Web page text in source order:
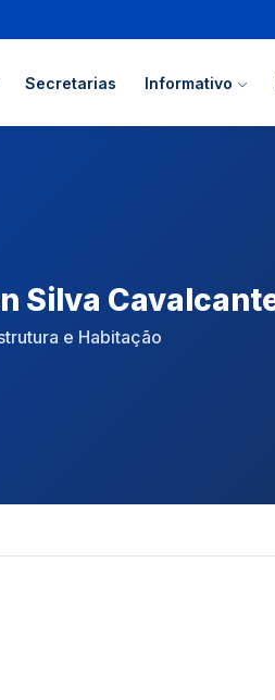
Secretarias Informativo
Silva
e Habitação